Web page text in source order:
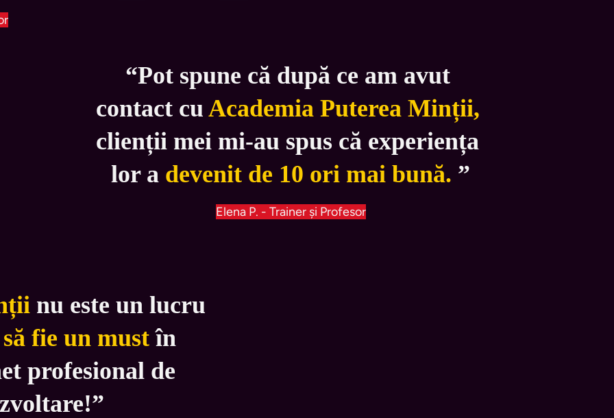
“Pot spune că după ce am avut
contact cu Academia Puterea Minții,
clienții mei mi-au spus că experiența
lor a devenit de 10 ori mai bună. ”
Elena P. - Trainer și Profesor
nu este un lucru
să fie un must în
profesional de